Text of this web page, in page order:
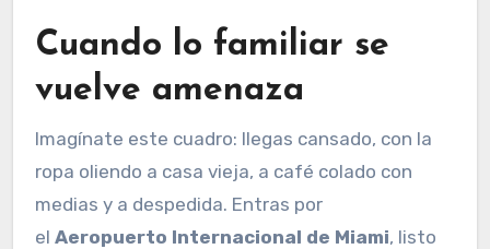
Cuando lo familiar se
vuelve amenaza
Imagínate este cuadro: llegas cansado, con la
ropa oliendo a casa vieja, a café colado con
medias y a despedida. Entras por
el Aeropuerto Internacional de Miami, listo